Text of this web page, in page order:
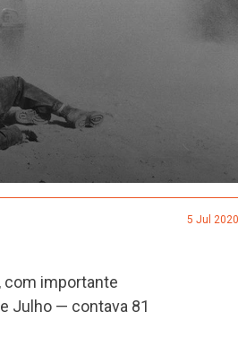
5 Jul
com importante
Julho — contava 81